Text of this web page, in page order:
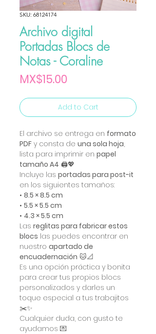
SKU: 68124174
Archivo digital
Portadas Blocs de
Notas - Coraline
MX$15.00
Add to Cart
El archivo se entrega en formato
PDF y consta de una sola hoja,
lista para imprimir en papel
tamaño A4 🖨️💖
Incluye las portadas para post-it
en los siguientes tamaños:
• 8.5 × 8.5 cm
• 5.5 × 5.5 cm
• 4.3 × 5.5 cm
Las reglitas para fabricar estos
blocs las puedes encontrar en
nuestro apartado de
encuadernación 🐱📐
Es una opción práctica y bonita
para crear tus propios blocs
personalizados y darles un
toque especial a tus trabajitos
✂️✨
Cualquier duda, con gusto te
ayudamos 💌